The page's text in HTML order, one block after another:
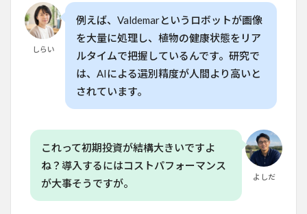
未来
の農
業を
（FAQ）
を使
った
農業
はど
のく
しらい
例えば、Valdemarというロボットが画像
を大量に処理し、植物の健康状態をリア
ルタイムで把握しているんです。研究で
は、AIによる選別精度が人間より高いと
されています。
よしだ
これって初期投資が結構大きいですよ
ね？導入するにはコストパフォーマンス
が大事そうですが。